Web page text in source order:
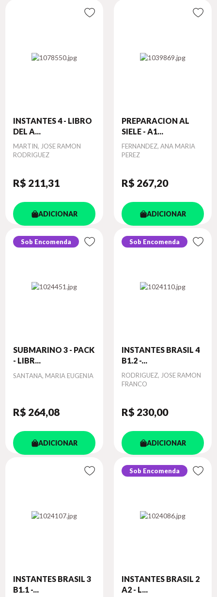
INSTANTES 4 - LIBRO
DEL A...
Autor
MARTIN, JOSE RAMON
RODRIGUEZ
R$ 211,31
ADICIONAR
PREPARACION AL
SIELE - A1...
Autor
FERNANDEZ, ANA MARIA
PEREZ
R$ 267,20
ADICIONAR
Sob Encomenda
SUBMARINO 3 - PACK
- LIBR...
Autor
SANTANA, MARIA EUGENIA
R$ 264,08
ADICIONAR
Sob Encomenda
INSTANTES BRASIL 4
B1.2 -...
Autor
RODRIGUEZ, JOSE RAMON
FRANCO
R$ 230,00
ADICIONAR
INSTANTES BRASIL 3
B1.1 -...
Sob Encomenda
INSTANTES BRASIL 2
A2 - L...